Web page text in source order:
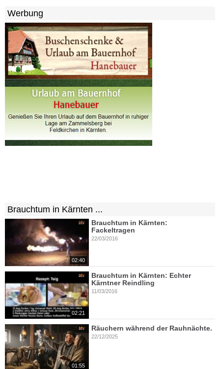
Werbung
Brauchtum in Kärnten ...
02:40
Brauchtum in Kärnten:
Fackeltragen
22/03/2016
02:21
Brauchtum in Kärnten: Echter
Kärntner Reindling
11/03/2016
01:55
Räuchern während der Rauhnächte.
22/12/2025